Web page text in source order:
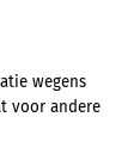
wegens
voor andere